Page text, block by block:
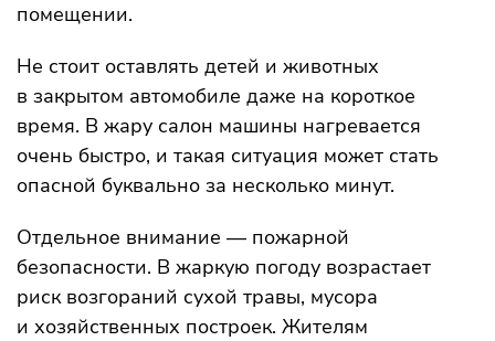
помещении.
Не стоит оставлять детей и животных
в закрытом автомобиле даже на короткое
время. В жару салон машины нагревается
очень быстро, и такая ситуация может стать
опасной буквально за несколько минут.
Отдельное внимание — пожарной
безопасности. В жаркую погоду возрастает
риск возгораний сухой травы, мусора
и хозяйственных построек. Жителям